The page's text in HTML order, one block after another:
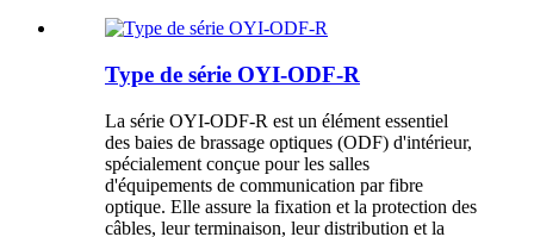
Type de série OYI-ODF-R
La série OYI-ODF-R est un élément essentiel
des baies de brassage optiques (ODF) d'intérieur,
spécialement conçue pour les salles
d'équipements de communication par fibre
optique. Elle assure la fixation et la protection des
câbles, leur terminaison, leur distribution et la